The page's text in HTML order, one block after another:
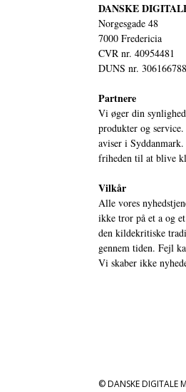
DANSKE
Norgesgade 48
7000 Fredericia
CVR nr. 40954481
DUNS nr. 306166788
Partnere
Vi øger din
produkter og
aviser i
friheden til at blive
Vilkår
Alle vores
ikke tror på et a og
den kildekritiske
gennem tiden. Fejl
Vi skaber ikke
© DANSKE DIGITALE